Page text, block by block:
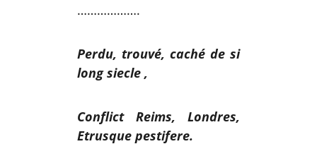
……………….
Perdu, trouvé, caché de si
long siecle ,
Conflict Reims, Londres,
Etrusque pestifere.